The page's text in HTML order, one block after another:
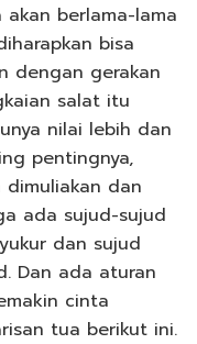
berlama-lama
bisa
dengan gerakan
salat itu
nilai lebih dan
pentingnya,
dan
ada sujud-sujud
dan sujud
Dan ada aturan
cinta
tua berikut ini.